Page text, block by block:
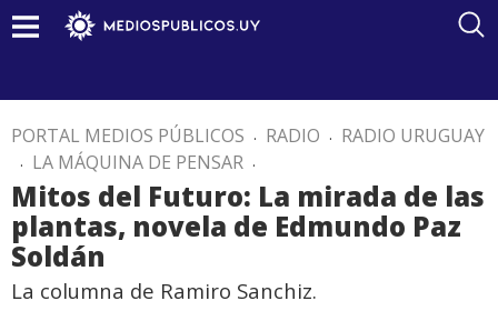
PORTAL MEDIOS PÚBLICOS . RADIO . RADIO URUGUAY
. LA MÁQUINA DE PENSAR .
Mitos del Futuro: La mirada de las
plantas, novela de Edmundo Paz
Soldán
La columna de Ramiro Sanchiz.